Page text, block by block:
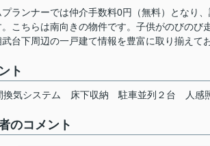
プランナーでは仲介手数料0円（無料）となり
。こちらは南向きの物件です。子供がのびの
台下周辺の一戸建て情報を豊富に取り揃え
ト
換気システム 床下収納 駐車並列２台 人感
のコメント